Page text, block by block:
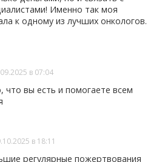
Именно так моя
к одному из лучших онкологов.
в 07:04
что вы есть и помогаете всем
в 18:11
регулярные пожертвования